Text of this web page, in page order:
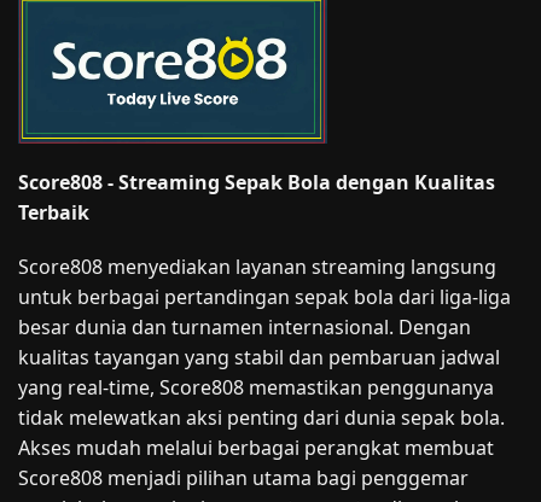
Score808 - Streaming Sepak Bola dengan Kualitas
Terbaik
Score808 menyediakan layanan streaming langsung
untuk berbagai pertandingan sepak bola dari liga-liga
besar dunia dan turnamen internasional. Dengan
kualitas tayangan yang stabil dan pembaruan jadwal
yang real-time, Score808 memastikan penggunanya
tidak melewatkan aksi penting dari dunia sepak bola.
Akses mudah melalui berbagai perangkat membuat
Score808 menjadi pilihan utama bagi penggemar